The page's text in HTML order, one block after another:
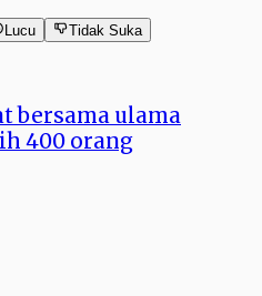
Lucu Tidak Suka
bersama ulama
400 orang